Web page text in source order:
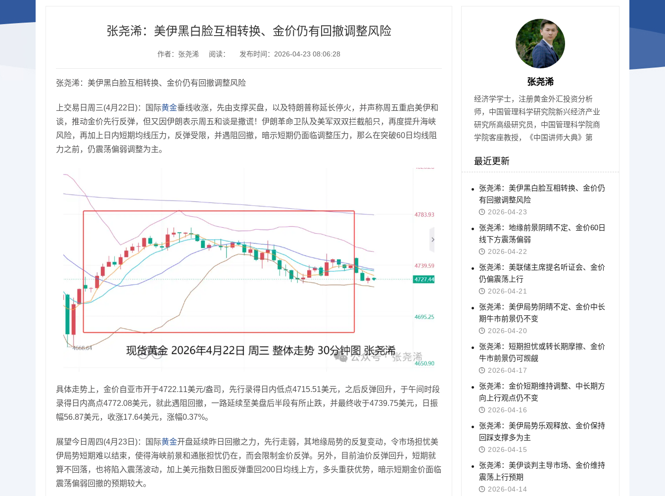
张尧浠：美伊黑白脸互相转换、金价仍有回撤调整风险
作者：张尧浠 阅读： 发布时间：2026-04-23 08:06:28
张尧浠：美伊黑白脸互相转换、金价仍有回撤调整风险
上交易日周三(4月22日)：国际黄金垂线收涨，先由支撑买盘，以及特朗普称延长停火，并声称周五重启美伊和
谈，推动金价先行反弹，但又因伊朗表示周五和谈是撒谎！伊朗革命卫队及美军双双拦截船只，再度提升海峡
风险，再加上日内短期均线压力，反弹受限，并遇阻回撤，暗示短期仍面临调整压力，那么在突破60日均线阻
力之前，仍震荡偏弱调整为主。
具体走势上，金价自亚市开于4722.11美元/盎司，先行录得日内低点4715.51美元，之后反弹回升，于午间时段
录得日内高点4772.08美元，就此遇阻回撤，一路延续至美盘后半段有所止跌，并最终收于4739.75美元，日振
幅56.87美元，收涨17.64美元，涨幅0.37%。
展望今日周四(4月23日)：国际黄金开盘延续昨日回撤之力，先行走弱，其地缘局势的反复变动，令市场担忧美
伊局势短期难以结束，使得海峡前景和通胀担忧仍在，而会限制金价反弹。另外，目前油价反弹回升，短期就
算不回落，也将陷入震荡波动，加上美元指数日图反弹重回200日均线上方，多头重获优势，暗示短期金价面临
震荡偏弱回撤的预期较大。
张尧浠
经济学学士，注册黄金外汇投资分析
师，中国管理科学研究院新兴经济产业
研究所高级研究员，中国管理科学院商
学院客座教授，《中国讲师大典》第
最近更新
张尧浠：美伊黑白脸互相转换、金价仍
有回撤调整风险
2026-04-23
张尧浠：地缘前景阴晴不定、金价60日
线下方震荡偏弱
2026-04-22
张尧浠：美联储主席提名听证会、金价
仍偏震荡上行
2026-04-21
张尧浠：美伊局势阴晴不定、金价中长
期牛市前景仍不变
2026-04-20
张尧浠：短期担忧或转长期摩擦、金价
牛市前景仍可觊觎
2026-04-17
张尧浠：金价短期维持调整、中长期方
向上行观点仍不变
2026-04-16
张尧浠：美伊局势乐观释放、金价保持
回踩支撑多为主
2026-04-15
张尧浠：美伊谈判主导市场、金价维持
震荡上行预期
2026-04-14